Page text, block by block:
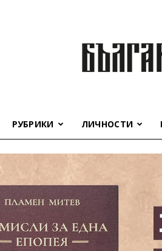
РУБРИКИ ЛИЧНОСТИ